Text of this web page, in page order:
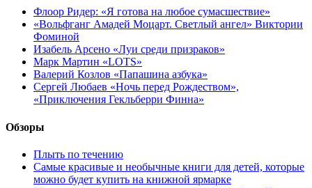
Флоор Ридер: «Я готова на любое сумасшествие»
«Вольфганг Амадей Моцарт. Светлый ангел» Виктории
Фоминой
Изабель Арсено «Луи среди призраков»
Марк Мартин «LOTS»
Валерий Козлов «Папашина азбука»
Сергей Любаев «Ночь перед Рождеством»,
«Приключения Гекльберри Финна»
Обзоры
Плыть по течению
Самые красивые и необычные книги для детей, которые
можно будет купить на книжной ярмарке